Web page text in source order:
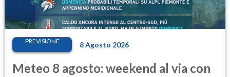
PREVISIONE 8 Agosto 2026
Meteo 8 agosto: weekend al via con